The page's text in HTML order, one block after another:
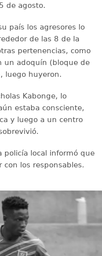
de agosto.
país los agresores lo
de las 8 de la
pertenencias, como
un adoquín (bloque de
luego huyeron.
Kabonge, lo
estaba consciente,
y luego a un centro
policía local informó que
los responsables.